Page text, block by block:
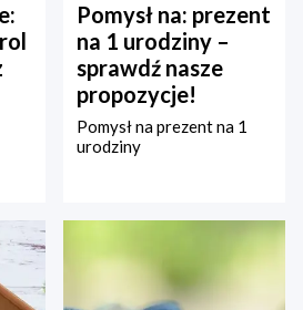
Pomysł na: prezent
na 1 urodziny –
sprawdź nasze
propozycje!
Pomysł na prezent na 1
urodziny